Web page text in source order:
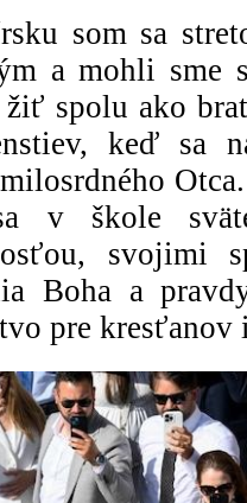
som sa
a mohli sme
žiť spolu ako
keď sa
v škole
svojimi
Boha a
pre kresťanov